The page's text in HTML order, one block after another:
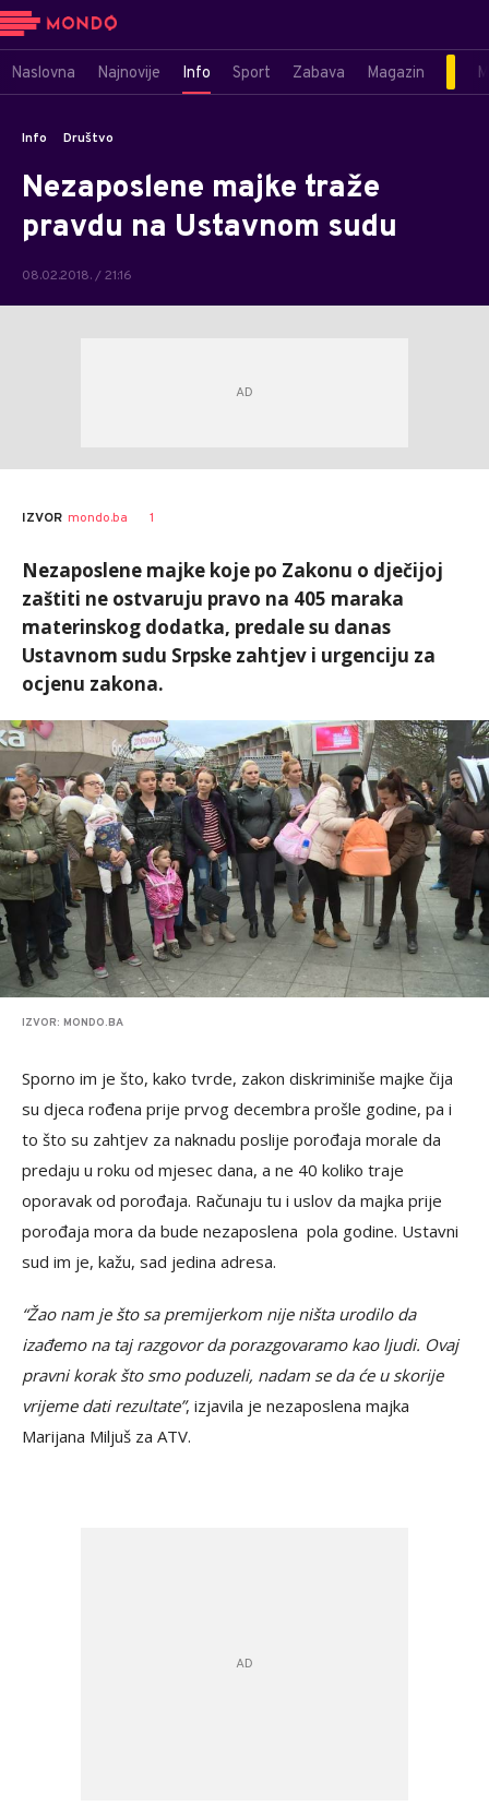
Naslovna Najnovije Info Sport Zabava Magazin
Info Društvo
Nezaposlene majke traže
pravdu na Ustavnom sudu
08.02.2018. / 21:16
IZVOR mondo.ba 1
Nezaposlene majke koje po Zakonu o dječijoj
zaštiti ne ostvaruju pravo na 405 maraka
materinskog dodatka, predale su danas
Ustavnom sudu Srpske zahtjev i urgenciju za
ocjenu zakona.
IZVOR: MONDO.BA
Sporno im je što, kako tvrde, zakon diskriminiše majke čija
su djeca rođena prije prvog decembra prošle godine, pa i
to što su zahtjev za naknadu poslije porođaja morale da
predaju u roku od mjesec dana, a ne 40 koliko traje
oporavak od porođaja. Računaju tu i uslov da majka prije
porođaja mora da bude nezaposlena pola godine. Ustavni
sud im je, kažu, sad jedina adresa.
“Žao nam je što sa premijerkom nije ništa urodilo da
izađemo na taj razgovor da porazgovaramo kao ljudi. Ovaj
pravni korak što smo poduzeli, nadam se da će u skorije
vrijeme dati rezultate”, izjavila je nezaposlena majka
Marijana Miljuš za ATV.